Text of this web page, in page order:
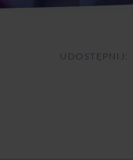
UDOSTĘPNIJ: